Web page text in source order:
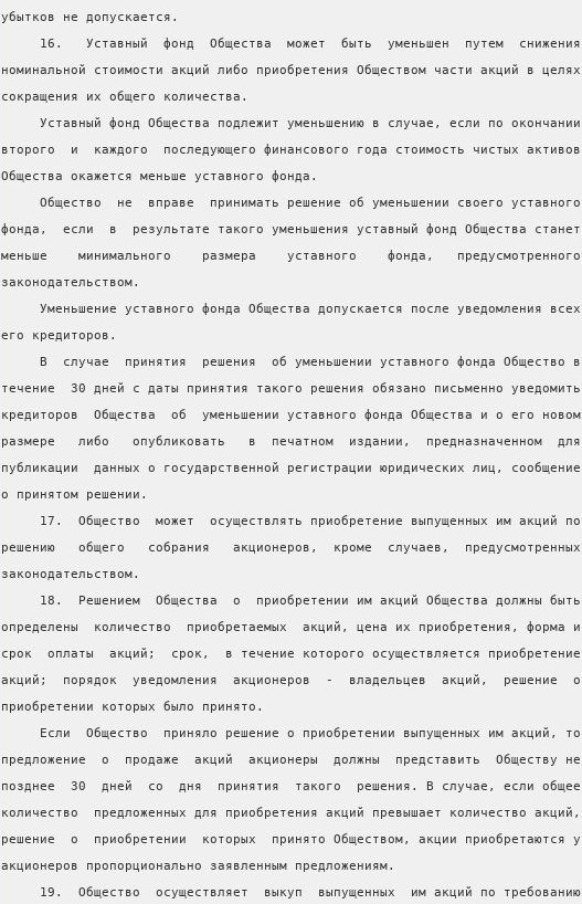
убытков не допускается.
     16.   Уставный  фонд  Общества  может  быть  уменьшен  путем  снижения
номинальной стоимости акций либо приобретения Обществом части акций в целях
сокращения их общего количества.
     Уставный фонд Общества подлежит уменьшению в случае, если по окончании
второго  и  каждого  последующего финансового года стоимость чистых активов
Общества окажется меньше уставного фонда.
     Общество  не  вправе  принимать решение об уменьшении своего уставного
фонда,  если  в  результате такого уменьшения уставный фонд Общества станет
меньше    минимального    размера    уставного    фонда,   предусмотренного
законодательством.
     Уменьшение уставного фонда Общества допускается после уведомления всех
его кредиторов.
     В  случае  принятия  решения  об уменьшении уставного фонда Общество в
течение  30 дней с даты принятия такого решения обязано письменно уведомить
кредиторов  Общества  об  уменьшении уставного фонда Общества и о его новом
размере   либо   опубликовать   в  печатном  издании,  предназначенном  для
публикации  данных о государственной регистрации юридических лиц, сообщение
о принятом решении.
     17.  Общество  может  осуществлять приобретение выпущенных им акций по
решению   общего   собрания   акционеров,  кроме  случаев,  предусмотренных
законодательством.
     18.  Решением  Общества  о  приобретении им акций Общества должны быть
определены  количество  приобретаемых  акций, цена их приобретения, форма и
срок  оплаты  акций;  срок,  в течение которого осуществляется приобретение
акций;  порядок  уведомления  акционеров  -  владельцев  акций,  решение  о
приобретении которых было принято.
     Если  Общество  приняло решение о приобретении выпущенных им акций, то
предложение  о  продаже  акций  акционеры  должны  представить  Обществу не
позднее  30  дней  со  дня  принятия  такого  решения. В случае, если общее
количество  предложенных для приобретения акций превышает количество акций,
решение  о  приобретении  которых  принято Обществом, акции приобретаются у
акционеров пропорционально заявленным предложениям.
     19.  Общество  осуществляет  выкуп  выпущенных  им акций по требованию